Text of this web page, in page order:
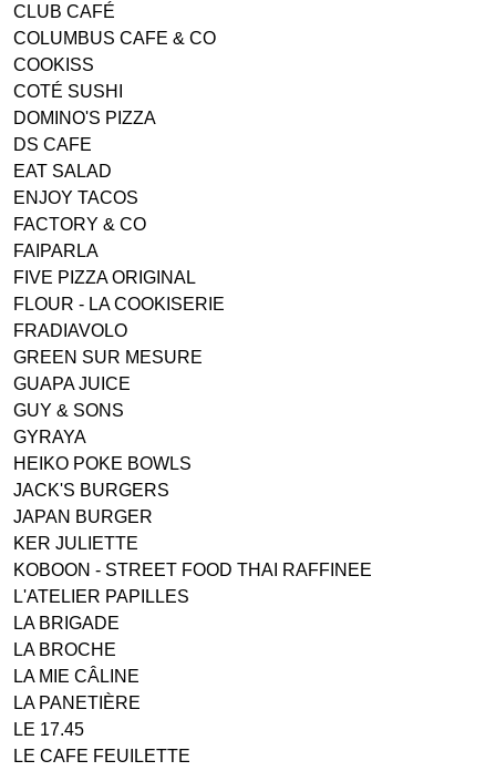
CLUB CAFÉ
COLUMBUS CAFE & CO
COOKISS
COTÉ SUSHI
DOMINO'S PIZZA
DS CAFE
EAT SALAD
ENJOY TACOS
FACTORY & CO
FAIPARLA
FIVE PIZZA ORIGINAL
FLOUR - LA COOKISERIE
FRADIAVOLO
GREEN SUR MESURE
GUAPA JUICE
GUY & SONS
GYRAYA
HEIKO POKE BOWLS
JACK'S BURGERS
JAPAN BURGER
KER JULIETTE
KOBOON - STREET FOOD THAI RAFFINEE
L'ATELIER PAPILLES
LA BRIGADE
LA BROCHE
LA MIE CÂLINE
LA PANETIÈRE
LE 17.45
LE CAFE FEUILETTE